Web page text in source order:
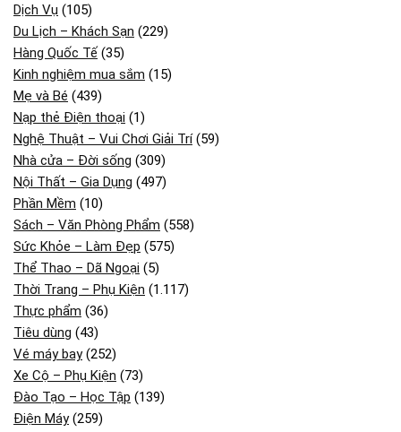
Dịch Vụ (105)
Du Lịch – Khách Sạn (229)
Hàng Quốc Tế (35)
Kinh nghiệm mua sắm (15)
Mẹ và Bé (439)
Nạp thẻ Điện thoại (1)
Nghệ Thuật – Vui Chơi Giải Trí(59)
Nhà cửa – Đời sống (309)
Nội Thất – Gia Dụng (497)
Phần Mềm (10)
Sách – Văn Phòng Phẩm (558)
Sức Khỏe – Làm Đẹp (575)
Thể Thao – Dã Ngoại (5)
Thời Trang – Phụ Kiện (1.117)
Thực phẩm (36)
Tiêu dùng (43)
Vé máy bay(252)
Xe Cộ – Phụ Kiện (73)
Đào Tạo – Học Tập (139)
Điện Máy(259)